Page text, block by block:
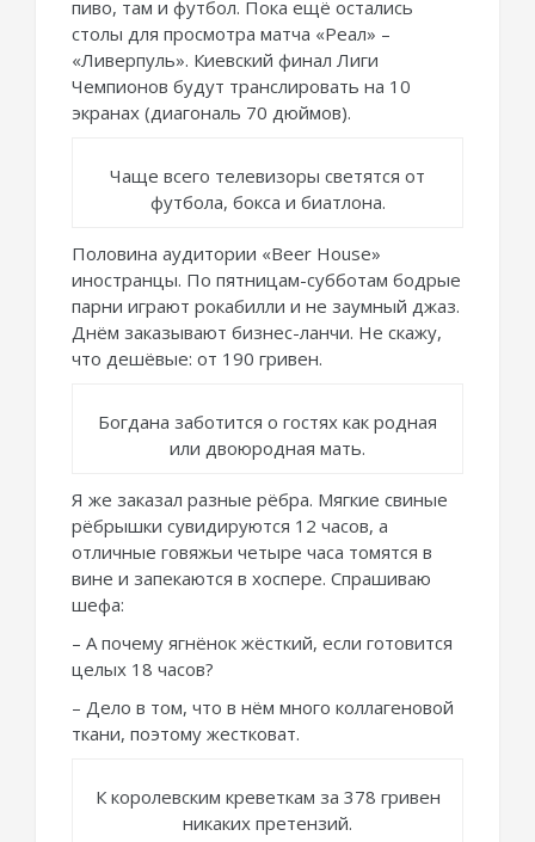
пиво, там и футбол. Пока ещё остались
столы для просмотра матча «Реал» –
«Ливерпуль». Киевский финал Лиги
Чемпионов будут транслировать на 10
экранах (диагональ 70 дюймов).
Чаще всего телевизоры светятся от
футбола, бокса и биатлона.
Половина аудитории «Beer House»
иностранцы. По пятницам-субботам бодрые
парни играют рокабилли и не заумный джаз.
Днём заказывают бизнес-ланчи. Не скажу,
что дешёвые: от 190 гривен.
Богдана заботится о гостях как родная
или двоюродная мать.
Я же заказал разные рёбра. Мягкие свиные
рёбрышки сувидируются 12 часов, а
отличные говяжьи четыре часа томятся в
вине и запекаются в хоспере. Спрашиваю
шефа:
– А почему ягнёнок жёсткий, если готовится
целых 18 часов?
– Дело в том, что в нём много коллагеновой
ткани, поэтому жестковат.
К королевским креветкам за 378 гривен
никаких претензий.